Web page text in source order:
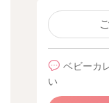
ベビーカ
い